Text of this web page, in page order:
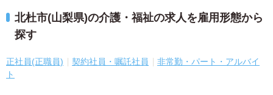
北杜市(山梨県)の介護・福祉の求人を雇用形態から
探す
正社員(正職員) 契約社員・嘱託社員
非常勤・パート・アルバイ
ト